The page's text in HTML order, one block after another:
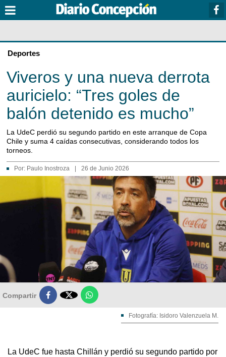
Deportes
Viveros y una nueva derrota
auricielo: “Tres goles de
balón detenido es mucho”
La UdeC perdió su segundo partido en este arranque de Copa
Chile y suma 4 caídas consecutivas, considerando todos los
torneos.
Por: Paulo Inostroza 26 de Junio 2026
Compartir 
Fotografía: Isidoro Valenzuela M.
La UdeC fue hasta Chillán y perdió su segundo partido por